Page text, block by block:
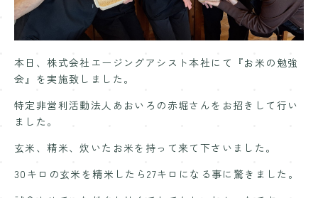
お問い合わせ
本日、株式会社エージングアシスト本社にて『お米の勉強
会』を実施致しました。
特定非営利活動法人あおいろの赤堀さんをお招きして行い
ました。
玄米、精米、炊いたお米を持って来て下さいました。
30キロの玄米を精米したら27キロになる事に驚きました。